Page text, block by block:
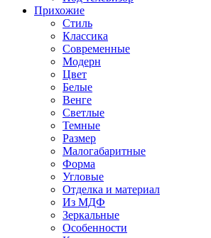
Прихожие
Стиль
Классика
Современные
Модерн
Цвет
Белые
Венге
Светлые
Темные
Размер
Малогабаритные
Форма
Угловые
Отделка и материал
Из МДФ
Зеркальные
Особенности